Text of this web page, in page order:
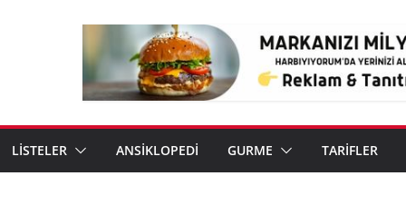
LİSTELER ANSİKLOPEDİ GURME TARİFLER